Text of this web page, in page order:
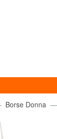
Borse Donna